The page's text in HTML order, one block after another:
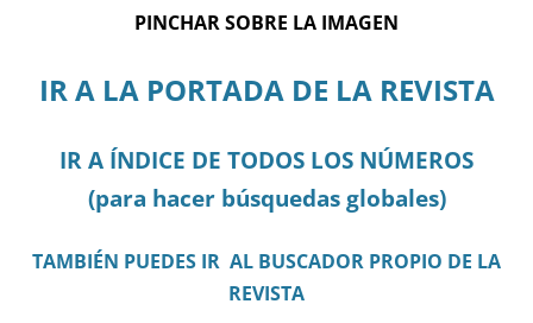
PINCHAR SOBRE LA IMAGEN
IR A LA PORTADA DE LA REVISTA
IR A ÍNDICE DE TODOS LOS NÚMEROS
(para hacer búsquedas globales)
TAMBIÉN PUEDES IR AL BUSCADOR PROPIO DE LA
REVISTA